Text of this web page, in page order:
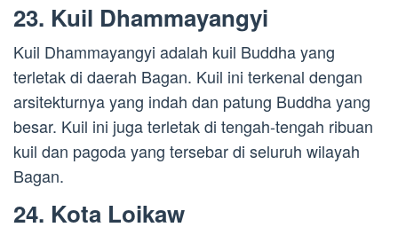
23. Kuil Dhammayangyi
Kuil Dhammayangyi adalah kuil Buddha yang
terletak di daerah Bagan. Kuil ini terkenal dengan
arsitekturnya yang indah dan patung Buddha yang
besar. Kuil ini juga terletak di tengah-tengah ribuan
kuil dan pagoda yang tersebar di seluruh wilayah
Bagan.
24. Kota Loikaw